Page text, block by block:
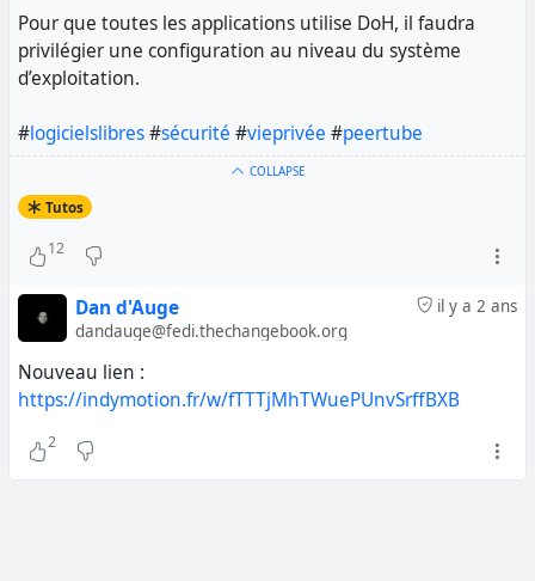
Pour que toutes les applications utilise DoH, il faudra
privilégier une configuration au niveau du système
d’exploitation.
#logicielslibres#sécurité #vieprivée #peertube
COLLAPSE
Tutos
12
il y a 2 ans
Dan d'Auge
dandauge@fedi.thechangebook.org
Nouveau lien :
https://indymotion.fr/w/fTTTjMhTWuePUnvSrffBXB
2